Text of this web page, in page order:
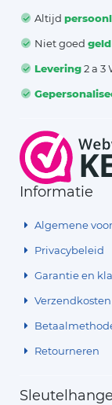
Altijd
Niet goed
Levering2 a 3
Informatie
Algemene
Privacybeleid
Garantie en
Retourneren